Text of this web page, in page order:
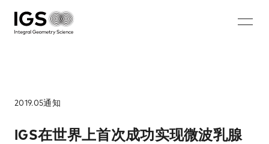
Technology
Solution
JAENZHKO
2019.05通知​
IGS在世界上首次成功实现微波乳腺